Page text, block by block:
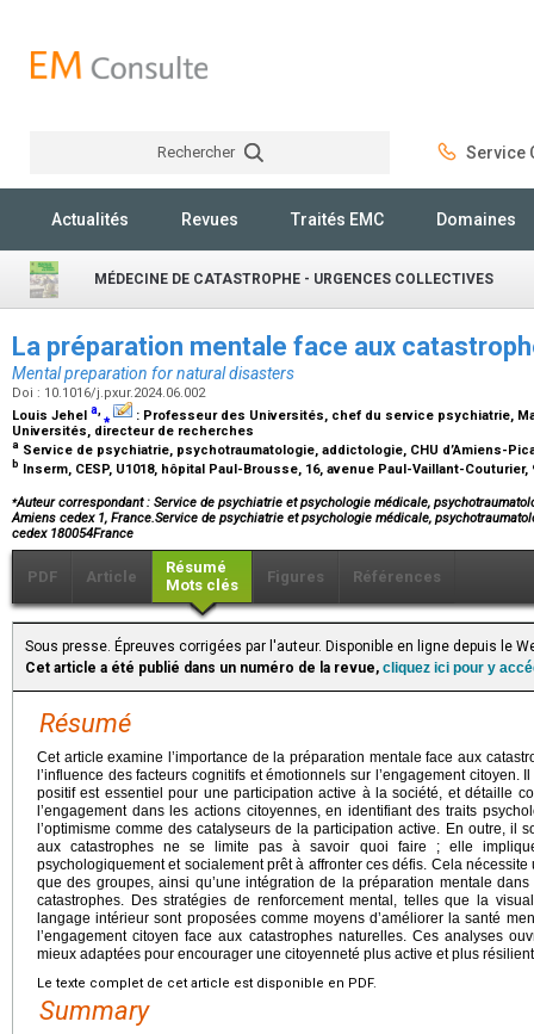
Rechercher Service
Actualités Revues Traités EMC Domaines
MÉDECINE DE CATASTROPHE - URGENCES COLLECTIVES
La préparation mentale face aux
Mental preparation for natural disasters
Doi : 10.1016/j.pxur.2024.06.002
Louis Jehel a,⁎ : Professeur des Universités, chef du service psychiatrie,
Universités, directeur de recherches
a Service de psychiatrie, psychotraumatologie, addictologie, CHU d’Amiens-
b Inserm, CESP, U1018, hôpital Paul-Brousse, 16, avenue Paul-Vaillant-
⁎Auteur correspondant : Service de psychiatrie et psychologie médicale,
Amiens cedex 1, France.Service de psychiatrie et psychologie médicale,
cedex 180054France
PDF Article
Résumé
Mots clés
Figures Références
Sous presse. Épreuves corrigées par l'auteur. Disponible en ligne depuis le
Cet article a été publié dans un numéro de la revue, cliquez ici pour y
Résumé
Cet article examine l’importance de la préparation mentale face aux
l’influence des facteurs cognitifs et émotionnels sur l’engagement citoyen.
positif est essentiel pour une participation active à la société, et détaille
l’engagement dans les actions citoyennes, en identifiant des traits
l’optimisme comme des catalyseurs de la participation active. En outre, il
aux catastrophes ne se limite pas à savoir quoi faire ; elle implique
psychologiquement et socialement prêt à affronter ces défis. Cela
que des groupes, ainsi qu’une intégration de la préparation mentale
catastrophes. Des stratégies de renforcement mental, telles que la
langage intérieur sont proposées comme moyens d’améliorer la santé
l’engagement citoyen face aux catastrophes naturelles. Ces analyses
mieux adaptées pour encourager une citoyenneté plus active et plus
Le texte complet de cet article est disponible en PDF.
Summary